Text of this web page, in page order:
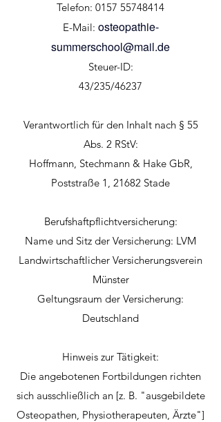
Telefon: 0157 55748414
E-Mail: osteopathie-
summerschool@mail.de
Steuer-ID:
43/235/46237
Verantwortlich für den Inhalt nach § 55
Abs. 2 RStV:
Hoffmann, Stechmann & Hake GbR,
Poststraße 1, 21682 Stade
Berufshaftpflichtversicherung:
Name und Sitz der Versicherung: LVM
Landwirtschaftlicher Versicherungsverein
Münster
Geltungsraum der Versicherung:
Deutschland
Hinweis zur Tätigkeit:
Die angebotenen Fortbildungen richten
sich ausschließlich an [z. B. "ausgebildete
Osteopathen, Physiotherapeuten, Ärzte"]